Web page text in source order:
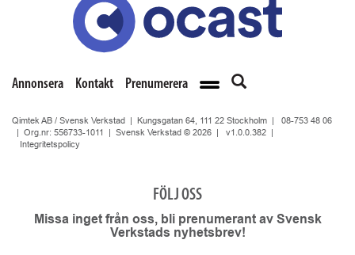
Annonsera Kontakt Prenumerera
Qimtek AB / Svensk Verkstad | Kungsgatan 64, 111 22 Stockholm | 08-753 48 06
| Org.nr: 556733-1011 | Svensk Verkstad © 2026 | v1.0.0.382
Integritetspolicy
FÖLJ OSS
Missa inget från oss, bli prenumerant av Svensk
Verkstads nyhetsbrev!